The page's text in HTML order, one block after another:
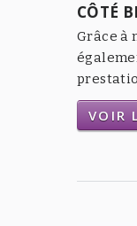
CÔTÉ
Grâce à
VOIR